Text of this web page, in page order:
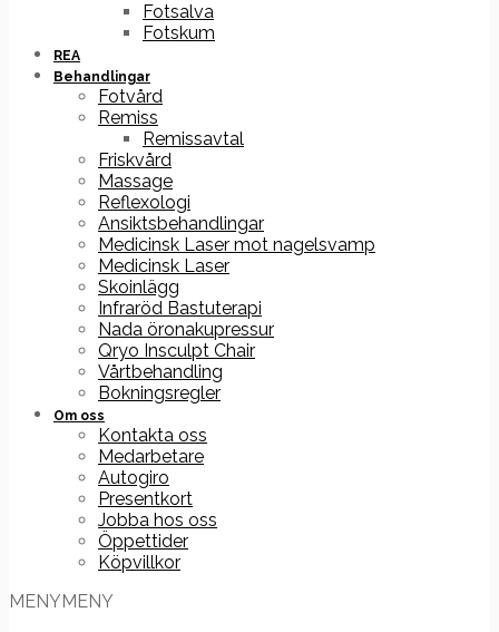
Fotsalva
Fotskum
REA
Behandlingar
Fotvård
Remiss
Remissavtal
Friskvård
Massage
Reflexologi
Ansiktsbehandlingar
Medicinsk Laser mot nagelsvamp
Medicinsk Laser
Skoinlägg
Infraröd Bastuterapi
Nada öronakupressur
Qryo Insculpt Chair
Vårtbehandling
Bokningsregler
Om oss
Kontakta oss
Medarbetare
Autogiro
Presentkort
Jobba hos oss
Öppettider
Köpvillkor
MENYMENY